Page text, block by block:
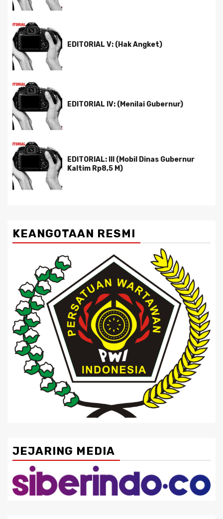
EDITORIAL V: (Hak Angket)
EDITORIAL IV: (Menilai Gubernur)
EDITORIAL: III (Mobil Dinas Gubernur
Kaltim Rp8,5 M)
KEANGOTAAN RESMI
JEJARING MEDIA